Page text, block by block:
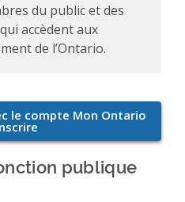
du public et des
accèdent aux
de l’Ontario.
publique